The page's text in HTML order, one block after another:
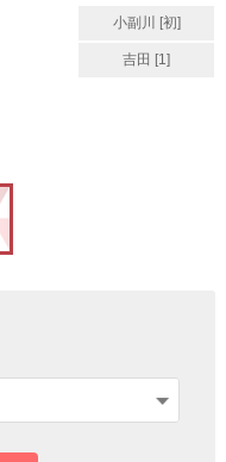
小副川 [初]
吉田 [1]